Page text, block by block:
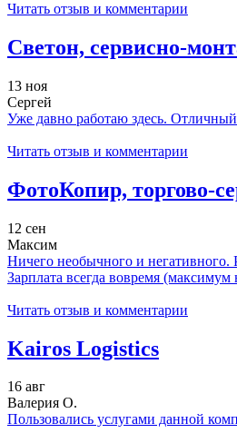
Читать отзыв и комментарии
Светон, сервисно-
13 ноя
Сергей
Уже давно работаю здесь.
Читать отзыв и комментарии
ФотоКопир, торгово-
12 сен
Максим
Ничего необычного и негативного.
Зарплата всегда вовремя
Читать отзыв и комментарии
Kairos Logistics
16 авг
Валерия О.
Пользовались услугами данной